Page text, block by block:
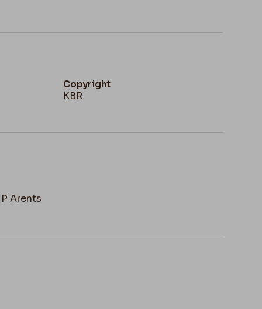
Copyright
KBR
P Arents